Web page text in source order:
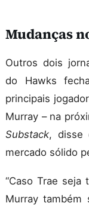
Mudanças
Outros dois
do Hawks
principais
Murray – na
Substack, disse
mercado sólido
“Caso Trae
Murray também